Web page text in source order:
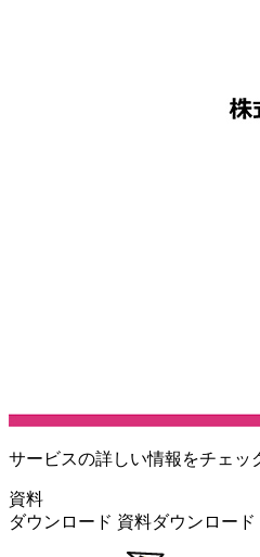
サービスの詳しい情報をチェッ
資料
ダウンロード 資料ダウンロード